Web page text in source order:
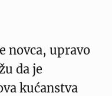
novca, upravo
da je
kućanstva